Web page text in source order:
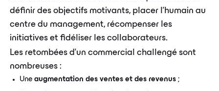
définir des objectifs motivants, placer l'humain au
centre du management, récompenser les
initiatives et fidéliser les collaborateurs.
Les retombées d'un commercial challengé sont
nombreuses :
Une augmentation des ventes et des revenus ;